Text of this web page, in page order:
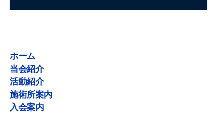
ホーム
当会紹介
活動紹介
施術所案内
入会案内